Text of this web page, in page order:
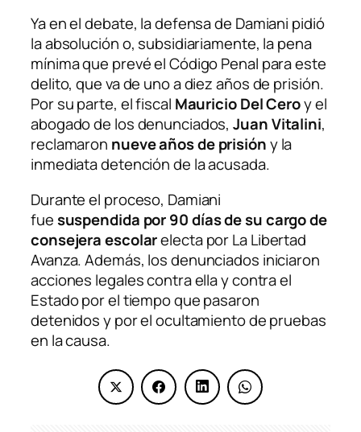
Ya en el debate, la defensa de Damiani pidió
la absolución o, subsidiariamente, la pena
mínima que prevé el Código Penal para este
delito, que va de uno a diez años de prisión.
Por su parte, el fiscal Mauricio Del Ceroy el
abogado de los denunciados,Juan Vitalini,
reclamaron nueve años de prisióny la
inmediata detención de la acusada.
Durante el proceso, Damiani
fuesuspendida por 90 días de su cargo de
consejera escolarelecta por La Libertad
Avanza. Además, los denunciados iniciaron
acciones legales contra ella y contra el
Estado por el tiempo que pasaron
detenidos y por el ocultamiento de pruebas
en la causa.